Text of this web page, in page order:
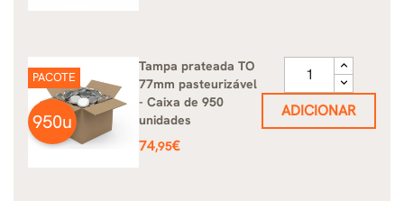
Tampa prateada TO
77mm pasteurizável
- Caixa de 950
unidades
Preço
74,95€
PACOTE
950u ADICIONAR